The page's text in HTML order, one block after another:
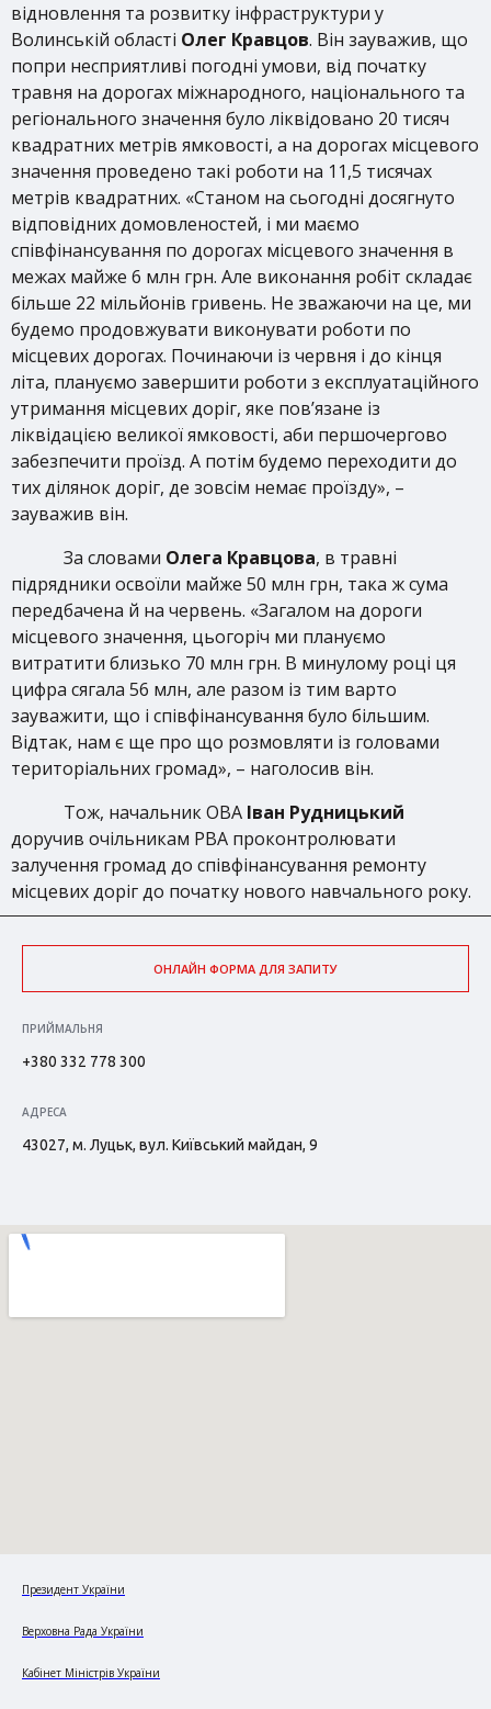
відновлення та розвитку інфраструктури у
Волинській області Олег Кравцов. Він зауважив, що
попри несприятливі погодні умови, від початку
травня на дорогах міжнародного, національного та
регіонального значення було ліквідовано 20 тисяч
квадратних метрів ямковості, а на дорогах місцевого
значення проведено такі роботи на 11,5 тисячах
метрів квадратних. «Станом на сьогодні досягнуто
відповідних домовленостей, і ми маємо
співфінансування по дорогах місцевого значення в
межах майже 6 млн грн. Але виконання робіт складає
більше 22 мільйонів гривень. Не зважаючи на це, ми
будемо продовжувати виконувати роботи по
місцевих дорогах. Починаючи із червня і до кінця
літа, плануємо завершити роботи з експлуатаційного
утримання місцевих доріг, яке пов’язане із
ліквідацією великої ямковості, аби першочергово
забезпечити проїзд. А потім будемо переходити до
тих ділянок доріг, де зовсім немає проїзду», –
зауважив він.
За словами Олега Кравцова, в травні
підрядники освоїли майже 50 млн грн, така ж сума
передбачена й на червень. «Загалом на дороги
місцевого значення, цьогоріч ми плануємо
витратити близько 70 млн грн. В минулому році ця
цифра сягала 56 млн, але разом із тим варто
зауважити, що і співфінансування було більшим.
Відтак, нам є ще про що розмовляти із головами
територіальних громад», – наголосив він.
Тож, начальник ОВА Іван Рудницький
доручив очільникам РВА проконтролювати
залучення громад до співфінансування ремонту
місцевих доріг до початку нового навчального року.
ОНЛАЙН ФОРМА ДЛЯ ЗАПИТУ
ПРИЙМАЛЬНЯ
+380 332 778 300
АДРЕСА
43027, м. Луцьк, вул. Київський майдан, 9
Президент України
Верховна Рада України
Кабінет Міністрів України